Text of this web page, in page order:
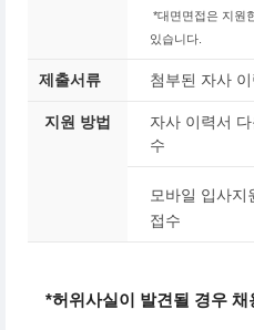
*대면면접은 지원
있습니다.
제출서류 첨부된 자사
지원 방법
자사 이력서
수
모바일 입사지
접수
*허위사실이 발견될 경우